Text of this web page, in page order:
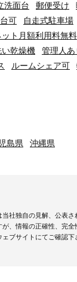
洗面台 郵便受け
可 自走式駐車場
ト月額利用料無料
乾燥機 管理人あ
ルームシェア可
島県 沖縄県
社独自の見解、公表さ
、情報の正確性、完
ブサイトにてご確認下